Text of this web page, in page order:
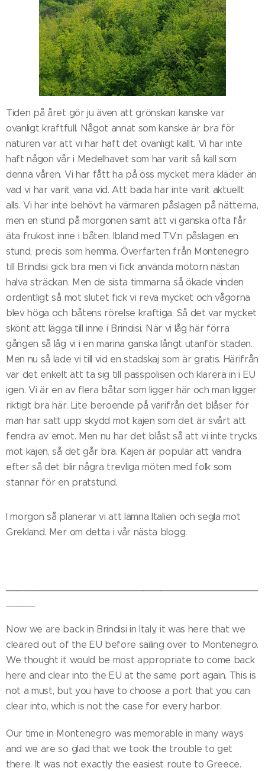
Tiden på året gör ju även att grönskan kanske var
ovanligt kraftfull. Något annat som kanske är bra för
naturen var att vi har haft det ovanligt kallt. Vi har inte
haft någon vår i Medelhavet som har varit så kall som
denna våren. Vi har fått ha på oss mycket mera kläder än
vad vi har varit vana vid. Att bada har inte varit aktuellt
alls. Vi har inte behövt ha värmaren påslagen på nätterna,
men en stund på morgonen samt att vi ganska ofta får
äta frukost inne i båten. Ibland med TV:n påslagen en
stund, precis som hemma. Överfarten från Montenegro
till Brindisi gick bra men vi fick använda motorn nästan
halva sträckan. Men de sista timmarna så ökade vinden
ordentligt så mot slutet fick vi reva mycket och vågorna
blev höga och båtens rörelse kraftiga. Så det var mycket
skönt att lägga till inne i Brindisi. När vi låg här förra
gången så låg vi i en marina ganska långt utanför staden.
Men nu så lade vi till vid en stadskaj som är gratis. Härifrån
var det enkelt att ta sig till passpolisen och klarera in i EU
igen. Vi är en av flera båtar som ligger här och man ligger
riktigt bra här. Lite beroende på varifrån det blåser för
man har satt upp skydd mot kajen som det är svårt att
fendra av emot. Men nu har det blåst så att vi inte trycks
mot kajen, så det går bra. Kajen är populär att vandra
efter så det blir några trevliga möten med folk som
stannar för en pratstund.
I morgon så planerar vi att lämna Italien och segla mot
Grekland. Mer om detta i vår nästa blogg.
Now we are back in Brindisi in Italy, it was here that we
cleared out of the EU before sailing over to Montenegro.
We thought it would be most appropriate to come back
here and clear into the EU at the same port again. This is
not a must, but you have to choose a port that you can
clear into, which is not the case for every harbor.
Our time in Montenegro was memorable in many ways
and we are so glad that we took the trouble to get
there. It was not exactly the easiest route to Greece.